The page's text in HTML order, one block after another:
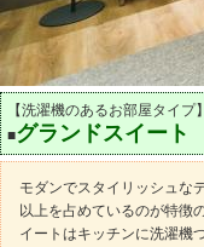
【洗濯機のあるお部屋タイプ】
■グランドスイート
モダンでスタイリッシュな
以上を占めているのが特徴
イートはキッチンに洗濯機